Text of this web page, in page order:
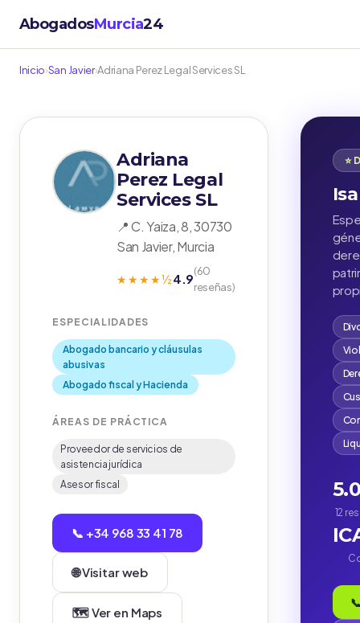
AbogadosMurcia24
Inicio›San Javier›Adriana Perez Legal Services SL
Adriana
Perez Legal
Services SL
📍 C. Yaiza, 8, 30730
San Javier, Murcia
★★★★½4.9(60
reseñas)
ESPECIALIDADES
Abogado bancario y cláusulas
abusivas
Abogado fiscal y Hacienda
ÁREAS DE PRÁCTICA
Proveedor de servicios de
asistencia jurídica
Asesor fiscal
📞 +34 968 33 41 78
🌐 Visitar web
🗺️ Ver en Maps
⭐
12